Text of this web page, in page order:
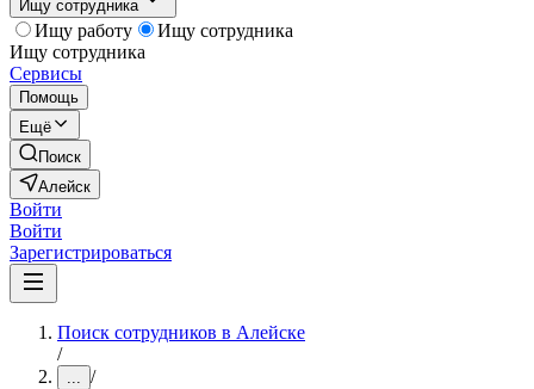
Ищу сотрудника
Ищу работу
Ищу сотрудника
Ищу сотрудника
Сервисы
Помощь
Ещё
Поиск
Алейск
Войти
Войти
Зарегистрироваться
Поиск сотрудников в Алейске
/
... /